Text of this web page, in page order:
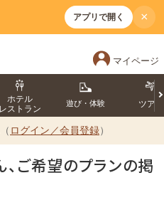
アプリで開く ×
マイページ
ホテル
レストラン
遊び・体験 ツアー
ログイン／会員登録）
ご希望のプランの掲